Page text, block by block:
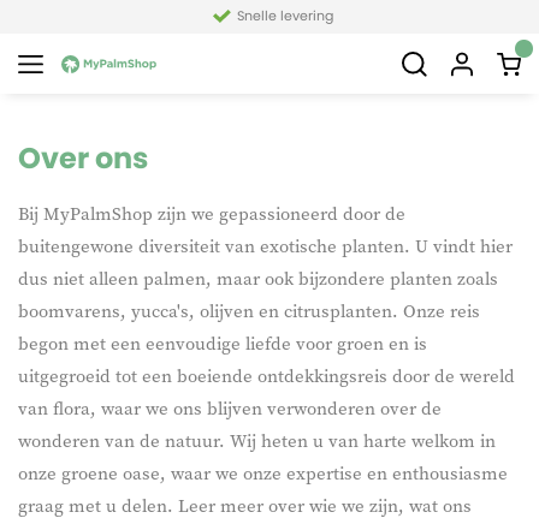
Snelle levering
Over ons
Bij MyPalmShop zijn we gepassioneerd door de
buitengewone diversiteit van exotische planten. U vindt hier
dus niet alleen palmen, maar ook bijzondere planten zoals
boomvarens, yucca's, olijven en citrusplanten. Onze reis
begon met een eenvoudige liefde voor groen en is
uitgegroeid tot een boeiende ontdekkingsreis door de wereld
van flora, waar we ons blijven verwonderen over de
wonderen van de natuur. Wij heten u van harte welkom in
onze groene oase, waar we onze expertise en enthousiasme
graag met u delen. Leer meer over wie we zijn, wat ons